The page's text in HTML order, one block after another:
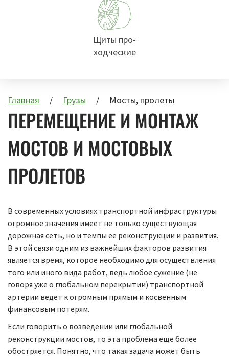
Щиты про-
ходческие
Главная Грузы Мосты, пролеты
ПЕРЕМЕЩЕНИЕ И МОНТАЖ
МОСТОВ И МОСТОВЫХ
ПРОЛЕТОВ
В современных условиях транспортной инфраструктуры
огромное значения имеет не только существующая
дорожная сеть, но и темпы ее реконструкции и развития.
В этой связи одним из важнейших факторов развития
является время, которое необходимо для осуществления
того или иного вида работ, ведь любое сужение (не
говоря уже о глобальном перекрытии) транспортной
артерии ведет к огромным прямым и косвенным
финансовым потерям.
Если говорить о возведении или глобальной
реконструкции мостов, то эта проблема еще более
обостряется. Понятно, что такая задача может быть